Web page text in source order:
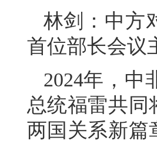
林剑：中方
首位部长会议
2024年，中
总统福雷共同
两国关系新篇